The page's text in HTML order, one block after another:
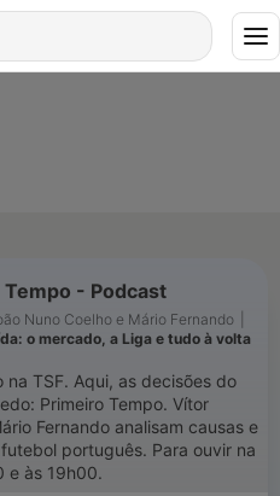
- Podcast
Nuno Coelho e Mário Fernando
o mercado, a Liga e tudo à volta
TSF. Aqui, as decisões do
Primeiro Tempo. Vítor
Fernando analisam causas e
português. Para ouvir na
e às 19h00.